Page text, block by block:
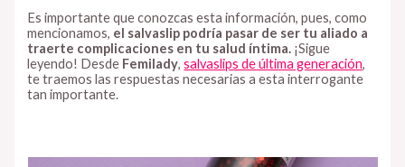
Es importante que conozcas esta información, pues, como
mencionamos, el salvaslip podría pasar de ser tu aliado a
traerte complicaciones en tu salud íntima. ¡Sigue
leyendo! Desde Femilady,salvaslips de última generación,
te traemos las respuestas necesarias a esta interrogante
tan importante.